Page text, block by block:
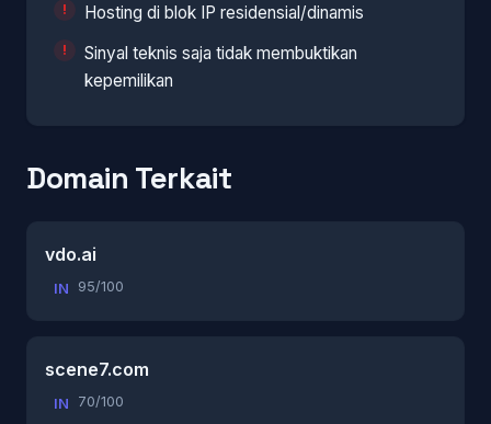
Hosting di blok IP residensial/dinamis
Sinyal teknis saja tidak membuktikan
kepemilikan
Domain Terkait
vdo.ai
IN 95/100
scene7.com
IN 70/100